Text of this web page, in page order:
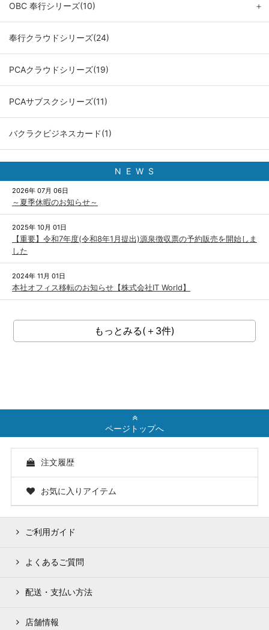
OBC 奉行シリーズ(10) ＋
奉行クラウドシリーズ(24)
PCAクラウドシリーズ(19)
PCAサブスクシリーズ(11)
バクラクビジネスカード(1)
N E W S
2026年 07月 06日
～夏季休暇のお知らせ～
2025年 10月 01日
【重要】令和7年度(令和8年1月提出)源泉徴収票の予約販売を開始しま
した
2024年 11月 01日
本社オフィス移転のお知らせ【株式会社IT World】
もっとみる(＋3件)
ページトップへ
注文履歴
お気に入りアイテム
ご利用ガイド
よくあるご質問
配送・支払い方法
店舗情報